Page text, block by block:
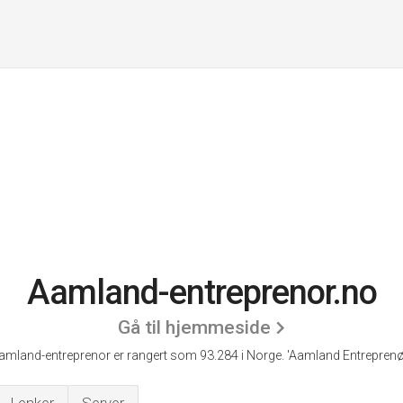
Aamland-entreprenor.no
Gå til hjemmeside
entreprenor er rangert som 93.284 i Norge. 'Aamland